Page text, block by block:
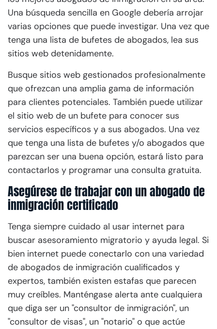
Una búsqueda sencilla en Google debería arrojar
varias opciones que puede investigar. Una vez que
tenga una lista de bufetes de abogados, lea sus
sitios web detenidamente.
Busque sitios web gestionados profesionalmente
que ofrezcan una amplia gama de información
para clientes potenciales. También puede utilizar
el sitio web de un bufete para conocer sus
servicios específicos y a sus abogados. Una vez
que tenga una lista de bufetes y/o abogados que
parezcan ser una buena opción, estará listo para
contactarlos y programar una consulta gratuita.
Asegúrese de trabajar con un abogado de
inmigración certificado
Tenga siempre cuidado al usar internet para
buscar asesoramiento migratorio y ayuda legal. Si
bien internet puede conectarlo con una variedad
de abogados de inmigración cualificados y
expertos, también existen estafas que parecen
muy creíbles. Manténgase alerta ante cualquiera
que diga ser un "consultor de inmigración", un
"consultor de visas", un "notario" o que actúe